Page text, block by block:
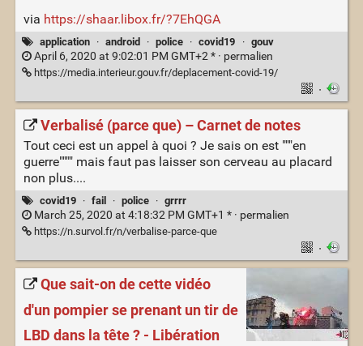
via https://shaar.libox.fr/?7EhQGA
application · android · police · covid19 · gouv
April 6, 2020 at 9:02:01 PM GMT+2 * · permalien
https://media.interieur.gouv.fr/deplacement-covid-19/
·
Verbalisé (parce que) – Carnet de notes
Tout ceci est un appel à quoi ? Je sais on est """en
guerre"""" mais faut pas laisser son cerveau au placard
non plus....
covid19 · fail · police · grrrr
March 25, 2020 at 4:18:32 PM GMT+1 * · permalien
https://n.survol.fr/n/verbalise-parce-que
·
Que sait-on de cette vidéo
d'un pompier se prenant un tir de
LBD dans la tête ? - Libération